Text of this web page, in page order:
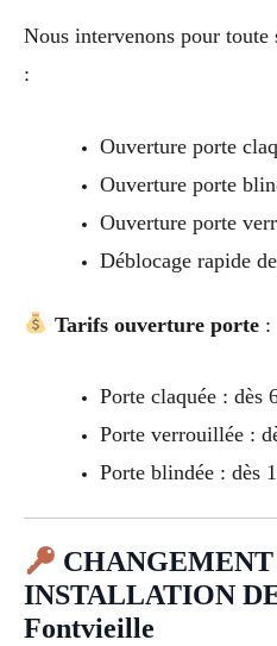
Nous intervenons pour
:
Ouverture porte
Ouverture porte
Ouverture porte
Déblocage rapide
Tarifs ouverture porte:
Porte claquée : dès
Porte verrouillée :
Porte blindée : dès
INSTALLATION
Fontvieille